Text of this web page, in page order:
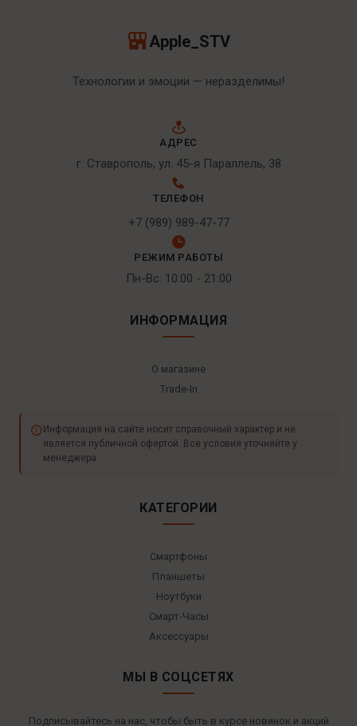
Apple_STV
Технологии и эмоции — неразделимы!
АДРЕС
г. Ставрополь, ул. 45-я Параллель, 38
ТЕЛЕФОН
+7 (989) 989-47-77
РЕЖИМ РАБОТЫ
Пн-Вс: 10:00 - 21:00
ИНФОРМАЦИЯ
О магазине
Trade-In
Информация на сайте носит справочный характер и не
является публичной офертой. Все условия уточняйте у
менеджера.
КАТЕГОРИИ
Смартфоны
Планшеты
Ноутбуки
Смарт-Часы
Аксессуары
МЫ В СОЦСЕТЯХ
Подписывайтесь на нас, чтобы быть в курсе новинок и акций